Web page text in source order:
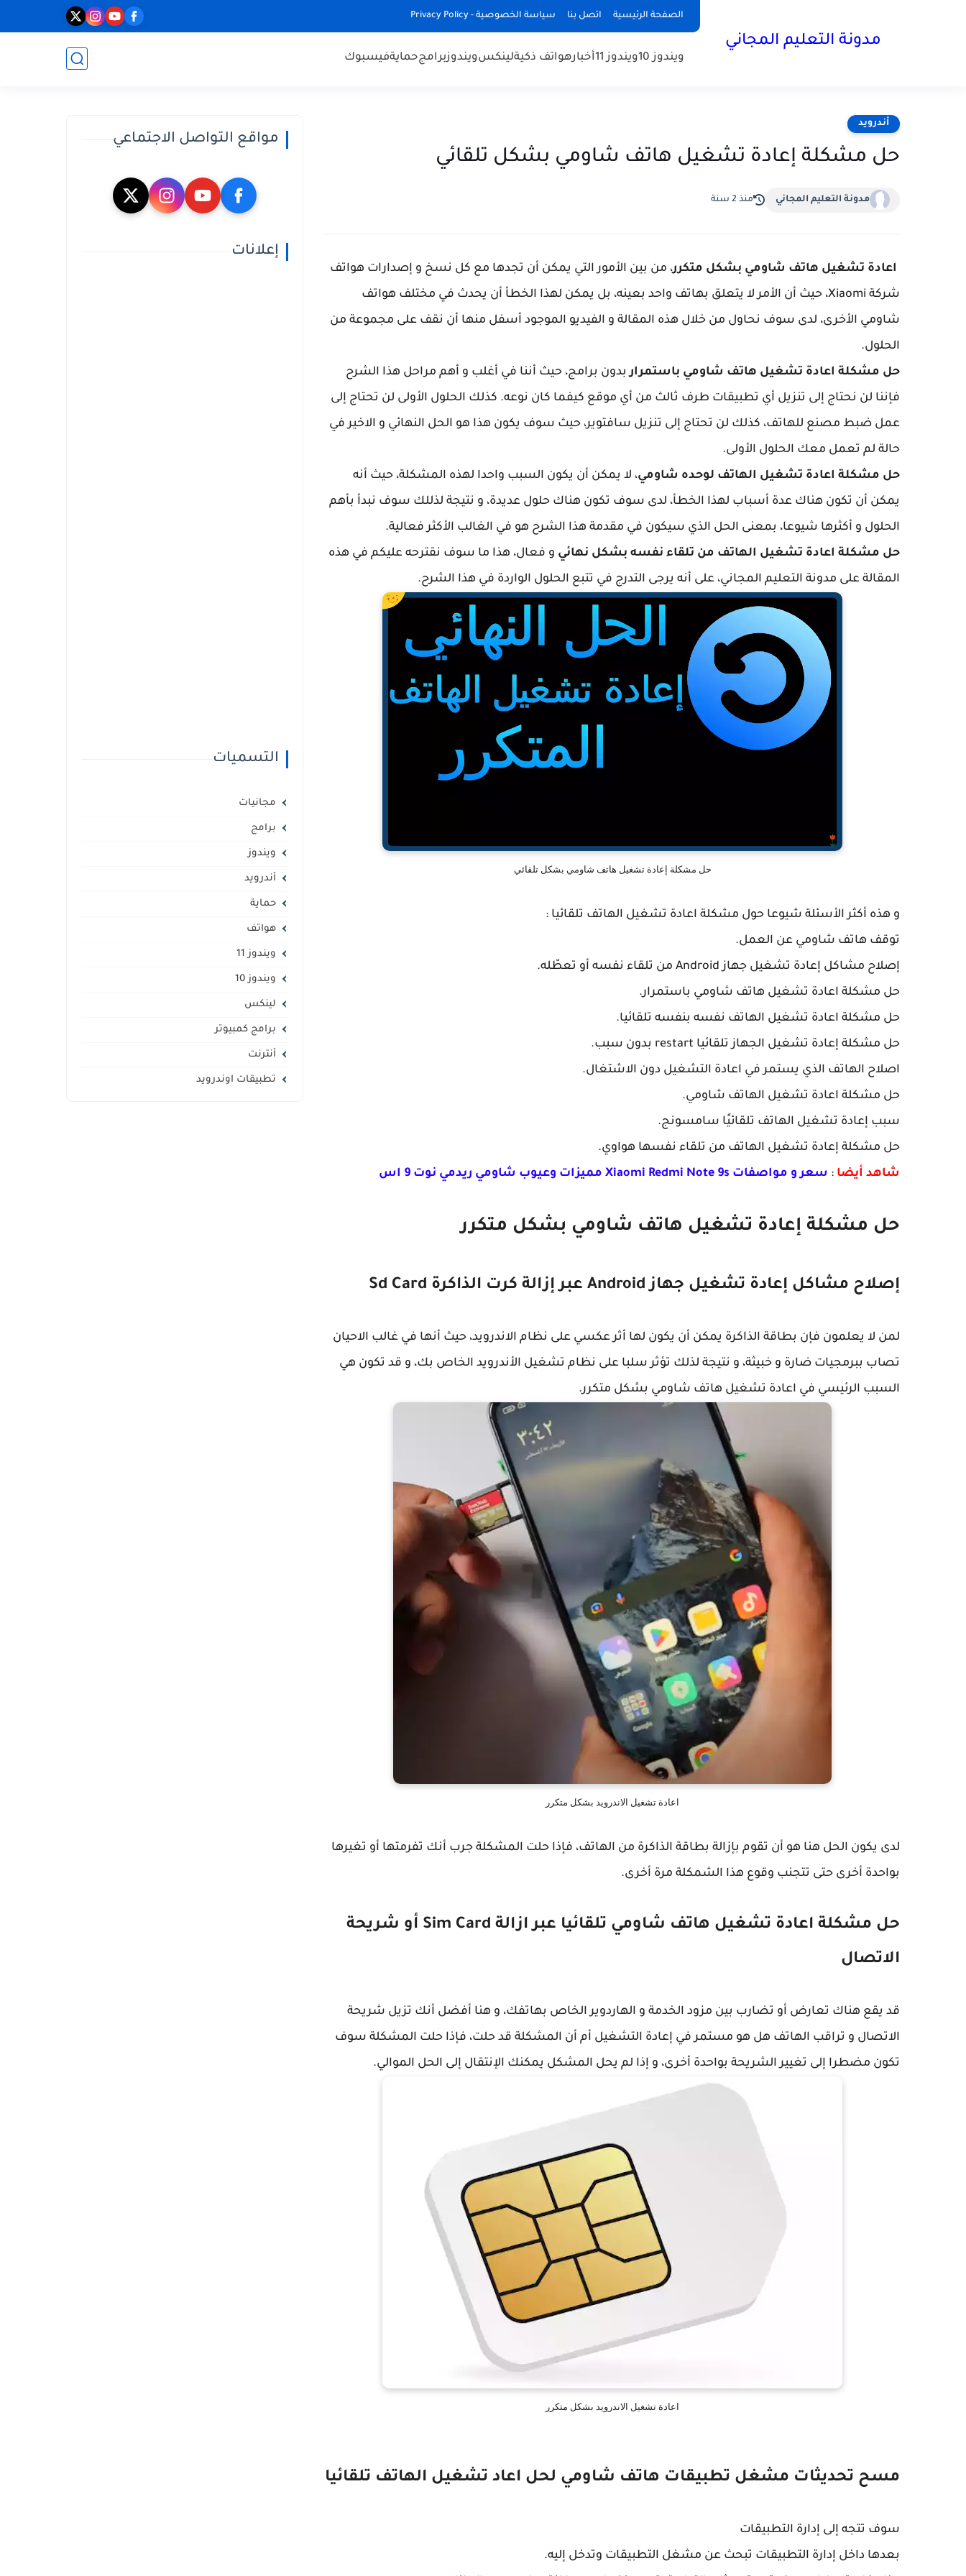
الصفحة الرئيسية اتصل بنا سياسة الخصوصية - Privacy Policy
مدونة التعليم المجاني
ويندوز 10 ويندوز 11 أخبارهواتف ذكيةلينكسويندوزبرامجحمايةفيسبوك
أندرويد
حل مشكلة إعادة تشغيل هاتف شاومي بشكل تلقائي
مدونة التعليم المجاني منذ 2 سنة
اعادة تشغيل هاتف شاومي بشكل متكرر، من بين الأمور التي يمكن أن تجدها مع كل نسخ و إصدارات هواتف
شركة Xiaomi، حيث أن الأمر لا يتعلق بهاتف واحد بعينه، بل يمكن لهذا الخطأ أن يحدث في مختلف هواتف
شاومي الأخرى، لدى سوف نحاول من خلال هذه المقالة و الفيديو الموجود أسفل منها أن نقف على مجموعة من
الحلول.
حل مشكلة اعادة تشغيل هاتف شاومي باستمراربدون برامج، حيث أننا في أغلب و أهم مراحل هذا الشرح
فإننا لن نحتاج إلى تنزيل أي تطبيقات طرف ثالث من أي موقع كيفما كان نوعه. كذلك الحلول الأولى لن تحتاج إلى
عمل ضبط مصنع للهاتف، كذلك لن تحتاج إلى تنزيل سافتوير، حيث سوف يكون هذا هو الحل النهائي و الاخير في
حالة لم تعمل معك الحلول الأولى.
حل مشكلة اعادة تشغيل الهاتف لوحده شاومي، لا يمكن أن يكون السبب واحدا لهذه المشكلة، حيث أنه
يمكن أن تكون هناك عدة أسباب لهذا الخطأ، لدى سوف تكون هناك حلول عديدة، و نتيجة لذللك سوف نبدأ بأهم
الحلول و أكثرها شيوعا، بمعنى الحل الذي سيكون في مقدمة هذا الشرح هو في الغالب الأكثر فعالية.
حل مشكلة اعادة تشغيل الهاتف من تلقاء نفسه بشكل نهائي و فعال، هذا ما سوف نقترحه عليكم في هذه
المقالة على مدونة التعليم المجاني، على أنه يرجى التدرج في تتبع الحلول الواردة في هذا الشرح.
حل مشكلة إعادة تشغيل هاتف شاومي بشكل تلقائي
و هذه أكثر الأسئلة شيوعا حول مشكلة اعادة تشغيل الهاتف تلقائيا :
توقف هاتف شاومي عن العمل.
إصلاح مشاكل إعادة تشغيل جهاز Android من تلقاء نفسه أو تعطّله.
حل مشكلة اعادة تشغيل هاتف شاومي باستمرار.
حل مشكلة اعادة تشغيل الهاتف نفسه بنفسه تلقائيا.
حل مشكلة إعادة تشغيل الجهاز تلقائيا restart بدون سبب.
اصلاح الهاتف الذي يستمر في اعادة التشغيل دون الاشتغال.
حل مشكلة اعادة تشغيل الهاتف شاومي.
سبب إعادة تشغيل الهاتف تلقائيًا سامسونج.
حل مشكلة إعادة تشغيل الهاتف من تلقاء نفسها هواوي.
شاهد أيضا : سعر و مواصفات Xiaomi Redmi Note 9s مميزات وعيوب شاومي ريدمي نوت 9 اس
حل مشكلة إعادة تشغيل هاتف شاومي بشكل متكرر
إصلاح مشاكل إعادة تشغيل جهاز Android عبر إزالة كرت الذاكرة Sd Card
لمن لا يعلمون فإن بطاقة الذاكرة يمكن أن يكون لها أثر عكسي على نظام الاندرويد، حيث أنها في غالب الاحيان
تصاب ببرمجيات ضارة و خبيثة، و نتيجة لذلك تؤثر سلبا على نظام تشغيل الأندرويد الخاص بك، و قد تكون هي
السبب الرئيسي في اعادة تشغيل هاتف شاومي بشكل متكرر.
اعادة تشغيل الاندرويد بشكل متكرر
لدى يكون الحل هنا هو أن تقوم بإزالة بطاقة الذاكرة من الهاتف، فإذا حلت المشكلة جرب أنك تفرمتها أو تغيرها
بواحدة أخرى حتى تتجنب وقوع هذا الشمكلة مرة أخرى.
حل مشكلة اعادة تشغيل هاتف شاومي تلقائيا عبر ازالة Sim Card أو شريحة
الاتصال
قد يقع هناك تعارض أو تضارب بين مزود الخدمة و الهاردوير الخاص بهاتفك، و هنا أفضل أنك تزيل شريحة
الاتصال و تراقب الهاتف هل هو مستمر في إعادة التشغيل أم أن المشكلة قد حلت، فإذا حلت المشكلة سوف
تكون مضطرا إلى تغيير الشريحة بواحدة أخرى، و إذا لم يحل المشكل يمكنك الإنتقال إلى الحل الموالي.
اعادة تشغيل الاندرويد بشكل متكرر
مسح تحديثات مشغل تطبيقات هاتف شاومي لحل اعاد تشغيل الهاتف تلقائيا
سوف تتجه إلى إدارة التطبيقات
بعدها داخل إدارة التطبيقات تبحث عن مشغل التطبيقات وتدخل إليه.
مواقع التواصل الاجتماعي
إعلانات
التسميات
مجانيات
برامج
ويندوز
أندرويد
حماية
هواتف
ويندوز 11
ويندوز 10
لينكس
برامج كمبيوتر
أنترنت
تطبيقات اوندرويد